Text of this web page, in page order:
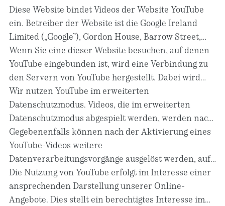
Interesse als auch unserem Interesse an der
Einhaltung der gesetzlichen Vorgaben beim Versand
von Newslettern (berechtigtes Interesse im Sinne
des Art. 6 Abs. 1 lit. f DSGVO). Die Speicherung in der
Blacklist ist zeitlich nicht befristet.Sie können der
Speicherung widersprechen, sofern Ihre Interessen
unser berechtigtes Interesse überwiegen.
Diese Website bindet Videos der Website YouTube
ein. Betreiber der Website ist die Google Ireland
Limited („Google”), Gordon House, Barrow Street,
Dublin 4, Irland.
Wenn Sie eine dieser Website besuchen, auf denen
YouTube eingebunden ist, wird eine Verbindung zu
den Servern von YouTube hergestellt. Dabei wird
dem YouTube-Server mitgeteilt, welche unserer
Seiten Sie besucht haben. Wenn Sie in Ihrem
YouTube-Account eingeloggt sind, ermöglichen Sie
YouTube, Ihr Surfverhalten direkt Ihrem
persönlichen Profil zuzuordnen. Dies können Sie
verhindern, indem Sie sich aus Ihrem YouTube-
Account ausloggen.
Wir nutzen YouTube im erweiterten
Datenschutzmodus. Videos, die im erweiterten
Datenschutzmodus abgespielt werden, werden nach
Aussage von YouTube nicht zur Personalisierung des
Surfens auf YouTube eingesetzt. Anzeigen, die im
erweiterten Datenschutzmodus ausgespielt werden,
sind ebenfalls nicht personalisiert. Im erweiterten
Datenschutzmodus werden keine Cookies gesetzt.
Stattdessen werden jedoch sogenannte Local
Gegebenenfalls können nach der Aktivierung eines
YouTube-Videos weitere
Datenverarbeitungsvorgänge ausgelöst werden, auf
die wir keinen Einfluss haben.
Die Nutzung von YouTube erfolgt im Interesse einer
ansprechenden Darstellung unserer Online-
Angebote. Dies stellt ein berechtigtes Interesse im